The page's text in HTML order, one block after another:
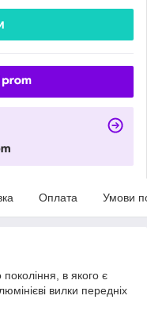
Оплата Умови
покоління, в якого є
вилки передніх